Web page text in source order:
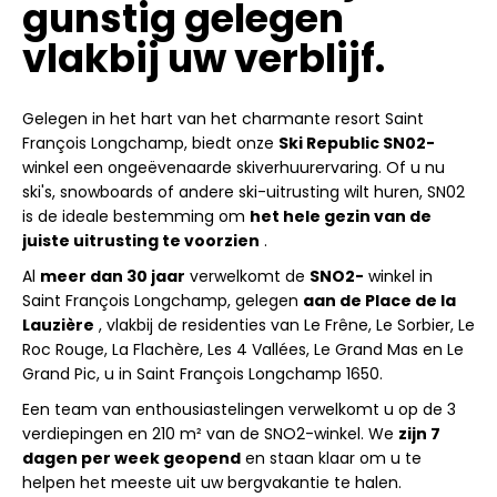
gunstig gelegen
vlakbij uw verblijf.
Gelegen in het hart van het charmante resort Saint
François Longchamp, biedt onze Ski Republic SN02-
winkel een ongeëvenaarde skiverhuurervaring. Of u nu
ski's, snowboards of andere ski-uitrusting wilt huren, SN02
is de ideale bestemming om het hele gezin van de
juiste uitrusting te voorzien .
Al meer dan 30 jaar verwelkomt de SNO2- winkel in
Saint François Longchamp, gelegen aan de Place de la
Lauzière , vlakbij de residenties van Le Frêne, Le Sorbier, Le
Roc Rouge, La Flachère, Les 4 Vallées, Le Grand Mas en Le
Grand Pic, u in Saint François Longchamp 1650.
Een team van enthousiastelingen verwelkomt u op de 3
verdiepingen en 210 m² van de SNO2-winkel. We zijn 7
dagen per week geopend en staan ​​klaar om u te
helpen het meeste uit uw bergvakantie te halen.